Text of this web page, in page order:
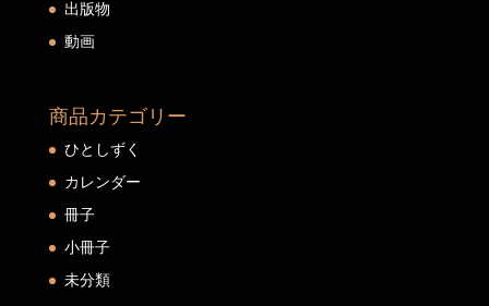
出版物
動画
商品カテゴリー
ひとしずく
カレンダー
冊子
小冊子
未分類